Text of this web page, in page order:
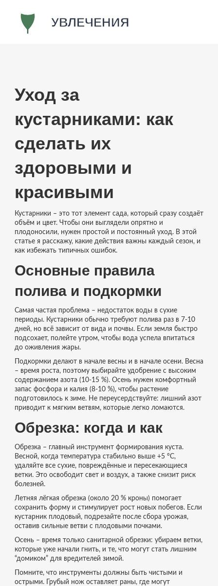
Уход за
кустарниками: как
сделать их
здоровыми и
красивыми
Кустарники – это тот элемент сада, который сразу создаёт
объём и цвет. Чтобы они выглядели опрятно и
плодоносили, нужен простой и постоянный уход. В этой
статье я расскажу, какие действия важны каждый сезон, и
как избежать типичных ошибок.
Основные правила
полива и подкормки
Самая частая проблема – недостаток воды в сухие
периоды. Кустарники обычно требуют полива раз в 7‑10
дней, но всё зависит от вида и почвы. Если земля быстро
подсохает, полейте утром, чтобы вода успела впитаться
до оживления жары.
Подкормки делают в начале весны и в начале осени. Весна
– время роста, поэтому выбирайте удобрение с высоким
содержанием азота (10‑15 %). Осень нужен комфортный
запас фосфора и калия (8‑10 %), чтобы растение
подготовилось к зиме. Не переусердствуйте: лишний азот
приводит к мягким ветвям, которые легко ломаются.
Обрезка: когда и как
Обрезка – главный инструмент формирования куста.
Весной, когда температура стабильно выше +5 °C,
удаляйте все сухие, повреждённые и пересекающиеся
ветки. Это освободит свет и воздух, а также снизит риск
болезней.
Летняя лёгкая обрезка (около 20 % кроны) помогает
сохранить форму и стимулирует рост новых побегов. Если
кустарник плодовый, подрезайте после сбора урожая,
оставив сильные ветви с плодовыми почками.
Осень – время только санитарной обрезки: убираем ветки,
которые уже начали гнить, и те, что могут стать лишним
“домиком” для вредителей зимой.
Помните, что инструменты должны быть чистыми и
острыми. Грубый нож оставляет раны, где могут